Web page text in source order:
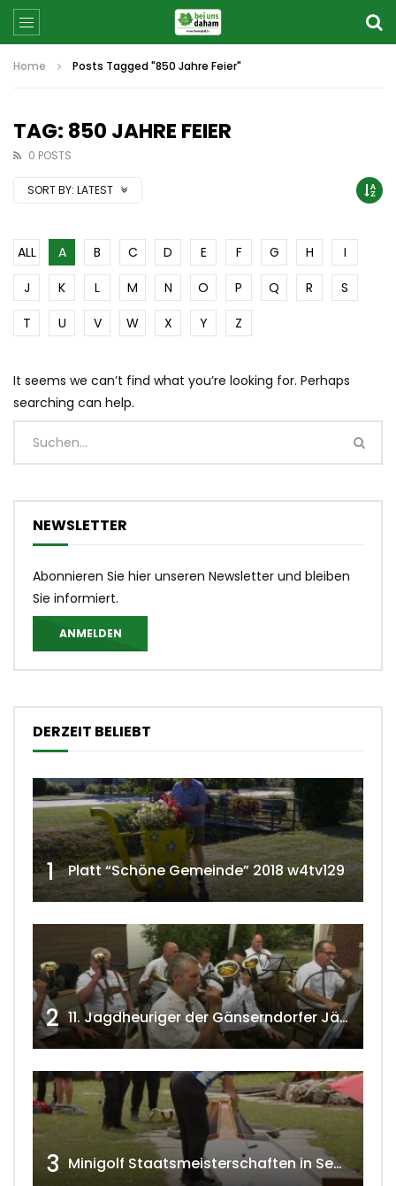
Home Posts Tagged "850 Jahre Feier"
TAG: 850 JAHRE FEIER
0 POSTS
SORT BY: LATEST
ALL A B C D E F G H
I
J
K L M N O P Q R
S
T
U V W X Y Z
It seems we can’t find what you’re looking for. Perhaps
searching can help.
NEWSLETTER
Abonnieren Sie hier unseren Newsletter und bleiben
Sie informiert.
ANMELDEN
DERZEIT BELIEBT
1 Platt “Schöne Gemeinde” 2018 w4tv129
2 11. Jagdheuriger der Gänserndorfer Jäger 2020 w4tv166
3 Minigolf Staatsmeisterschaften in Seefeld-Kadolz w4tv174